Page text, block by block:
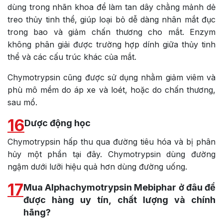
dùng trong nhãn khoa để làm tan dây chằng mảnh dẻ
treo thủy tinh thể, giúp loại bỏ dễ dàng nhân mắt đục
trong bao và giảm chấn thương cho mắt. Enzym
không phân giải được trường hợp dính giữa thủy tinh
thể và các cấu trúc khác của mắt.
Chymotrypsin cũng được sử dụng nhằm giảm viêm và
phù mô mềm do áp xe và loét, hoặc do chấn thương,
sau mổ.
16Dược động học
Chymotrypsin hấp thu qua đường tiêu hóa và bị phân
hủy một phần tại đây. Chymotrypsin dùng đường
ngậm dưới lưỡi hiệu quả hơn dùng đường uống.
17Mua Alphachymotrypsin Mebiphar ở đâu để
được hàng uy tín, chất lượng và chính
hãng?